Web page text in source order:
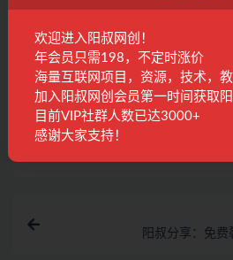
系客服进行处理。
蓝海 项目
收藏 海报
阳叔分享：免
欢迎进入阳叔网创！
年会员只需198，不定时涨价
海量互联网项目，资源，技术，
加入阳叔网创会员第一时间获取阳
目前VIP社群人数已达3000+
感谢大家支持！